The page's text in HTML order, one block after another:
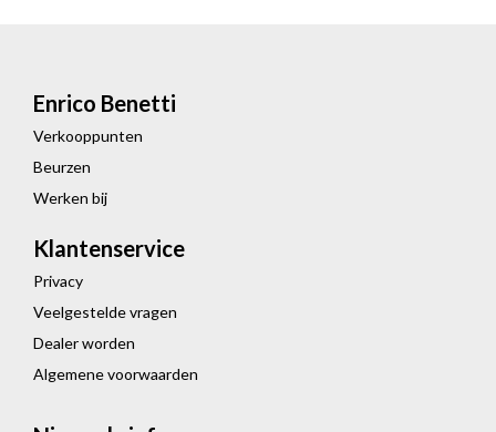
Enrico Benetti
Verkooppunten
Beurzen
Werken bij
Klantenservice
Privacy
Veelgestelde vragen
Dealer worden
Algemene voorwaarden